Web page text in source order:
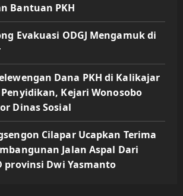
Bantuan PKH
Evakuasi ODGJ Mengamuk di
Dana PKH di Kalikajar
Kejari Wonosobo
Dinas Sosial
Cilapar Ucapkan Terima
Jalan Aspal Dari
provinsi Dwi Yasmanto